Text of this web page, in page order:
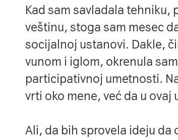
Kad sam savladala tehniku,
veštinu, stoga sam mesec
socijalnoj ustanovi. Dakle,
vunom i iglom, okrenula
participativnoj umetnosti.
vrti oko mene, već da u ovaj
Ali, da bih sprovela ideju